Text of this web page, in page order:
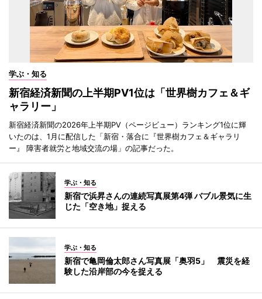
学ぶ・知る
新宿経済新聞の上半期PV1位は「世界樹カフェ＆ギ
ャラリー」
新宿経済新聞の2026年上半期PV（ページビュー）ランキング1位に輝
いたのは、1月に配信した「新宿・落合に『世界樹カフェ＆ギャラリ
ー』 障害者就労と地域交流の場」の記事だった。
学ぶ・知る
新宿で浜昇さんの連続写真展第4弾 バブル景気に生
じた「空き地」捉える
学ぶ・知る
新宿で亀岡倫太郎さん写真展「奥羽5」 震災を経
験した沿岸部の今を捉える